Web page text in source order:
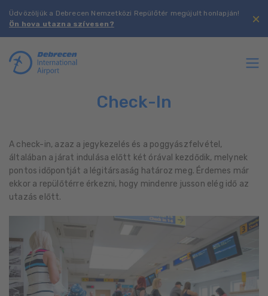
Üdvözöljük a Debrecen Nemzetközi Repülőtér megújult honlapján!
Ön hova utazna szívesen?
Check-In
A check-in, azaz a jegykezelés és a poggyászfelvétel,
általában a járat indulása előtt két órával kezdődik, melynek
pontos időpontját a légitársaság határoz meg. Érdemes már
ekkor a repülőtérre érkezni, hogy mindenre jusson elég idő az
utazás előtt.